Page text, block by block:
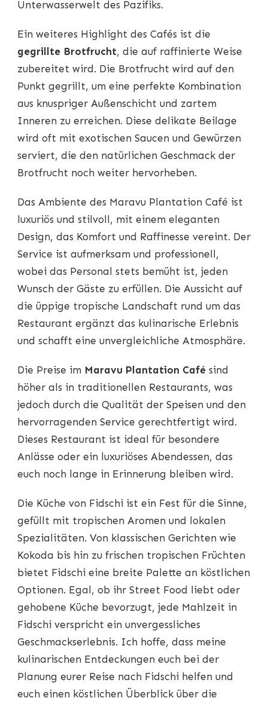
Unterwasserwelt des Pazifiks.
Ein weiteres Highlight des Cafés ist die
gegrillte Brotfrucht, die auf raffinierte Weise
zubereitet wird. Die Brotfrucht wird auf den
Punkt gegrillt, um eine perfekte Kombination
aus knuspriger Außenschicht und zartem
Inneren zu erreichen. Diese delikate Beilage
wird oft mit exotischen Saucen und Gewürzen
serviert, die den natürlichen Geschmack der
Brotfrucht noch weiter hervorheben.
Das Ambiente des Maravu Plantation Café ist
luxuriös und stilvoll, mit einem eleganten
Design, das Komfort und Raffinesse vereint. Der
Service ist aufmerksam und professionell,
wobei das Personal stets bemüht ist, jeden
Wunsch der Gäste zu erfüllen. Die Aussicht auf
die üppige tropische Landschaft rund um das
Restaurant ergänzt das kulinarische Erlebnis
und schafft eine unvergleichliche Atmosphäre.
Die Preise im Maravu Plantation Café sind
höher als in traditionellen Restaurants, was
jedoch durch die Qualität der Speisen und den
hervorragenden Service gerechtfertigt wird.
Dieses Restaurant ist ideal für besondere
Anlässe oder ein luxuriöses Abendessen, das
euch noch lange in Erinnerung bleiben wird.
Die Küche von Fidschi ist ein Fest für die Sinne,
gefüllt mit tropischen Aromen und lokalen
Spezialitäten. Von klassischen Gerichten wie
Kokoda bis hin zu frischen tropischen Früchten
bietet Fidschi eine breite Palette an köstlichen
Optionen. Egal, ob ihr Street Food liebt oder
gehobene Küche bevorzugt, jede Mahlzeit in
Fidschi verspricht ein unvergessliches
Geschmackserlebnis. Ich hoffe, dass meine
kulinarischen Entdeckungen euch bei der
Planung eurer Reise nach Fidschi helfen und
euch einen köstlichen Überblick über die